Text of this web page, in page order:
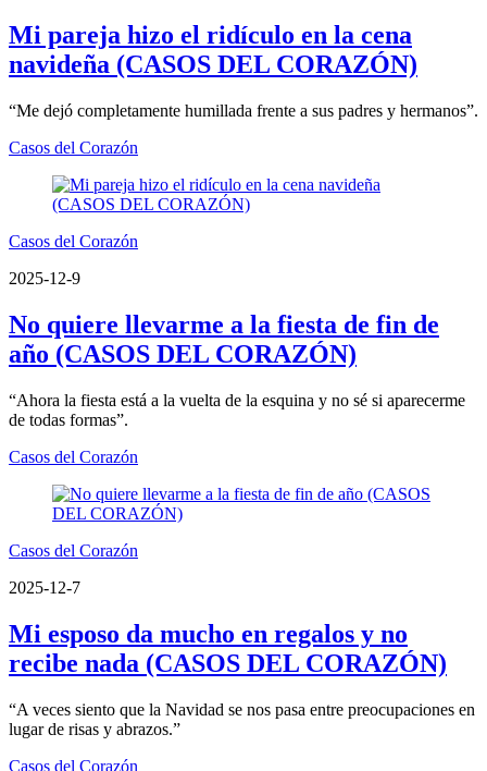
Mi pareja hizo el ridículo en la cena
navideña (CASOS DEL CORAZÓN)
“Me dejó completamente humillada frente a sus padres y hermanos”.
Casos del Corazón
Casos del Corazón
2025-12-9
No quiere llevarme a la fiesta de fin de
año (CASOS DEL CORAZÓN)
“Ahora la fiesta está a la vuelta de la esquina y no sé si aparecerme
de todas formas”.
Casos del Corazón
Casos del Corazón
2025-12-7
Mi esposo da mucho en regalos y no
recibe nada (CASOS DEL CORAZÓN)
“A veces siento que la Navidad se nos pasa entre preocupaciones en
lugar de risas y abrazos.”
Casos del Corazón